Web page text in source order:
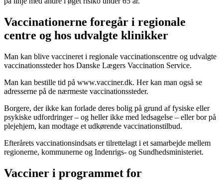
Vaccinationerne foregår i regionale
centre og hos udvalgte klinikker
Man kan blive vaccineret i regionale vaccinationscentre og udvalgte
vaccinationssteder hos Danske Lægers Vaccination Service.
Man kan bestille tid på www.vacciner.dk. Her kan man også se
adresserne på de nærmeste vaccinationssteder.
Borgere, der ikke kan forlade deres bolig på grund af fysiske eller
psykiske udfordringer – og heller ikke med ledsagelse – eller bor på
plejehjem, kan modtage et udkørende vaccinationstilbud.
Efterårets vaccinationsindsats er tilrettelagt i et samarbejde mellem
regionerne, kommunerne og Indenrigs- og Sundhedsministeriet.
Vacciner i programmet for